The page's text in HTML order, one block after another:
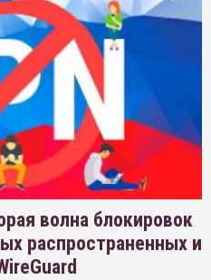
волна блокировок
распространенных и